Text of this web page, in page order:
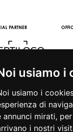
usiamo i
usiamo i
di
annunci mirati,
i nostri
PARTNER